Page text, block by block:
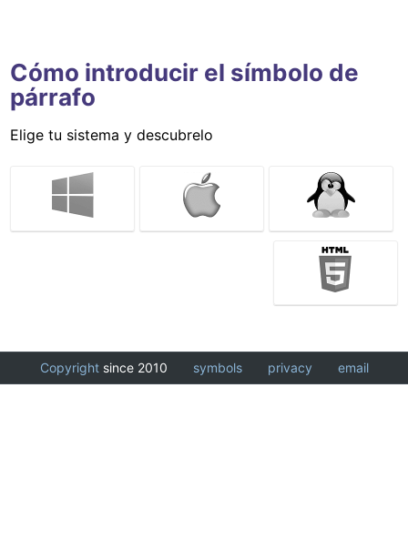
Cómo introducir el símbolo de
párrafo
Elige tu sistema y descubrelo
Copyrightsince 2010 symbols privacy email